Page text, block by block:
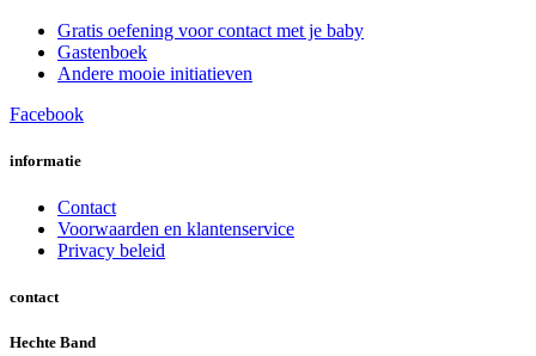
Gratis oefening voor contact met je baby
Gastenboek
Andere mooie initiatieven
Facebook
informatie
Contact
Voorwaarden en klantenservice
Privacy beleid
contact
Hechte Band